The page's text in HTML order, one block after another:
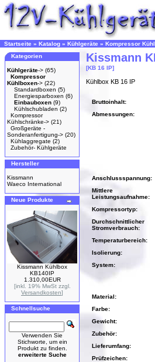
Startseite » Katalog » Kühlgeräte » Kompressor
Kategorien
Kühlgeräte-> (65)
Kompressor
Kühlboxen-> (22)
Standardboxen (5)
Energiesparboxen (6)
Einbauboxen (9)
Kühlschubladen (2)
Kompressor
Kühlschränke-> (21)
Großgeräte -
Sonderanfertigung-> (20)
Kühlaggregate (2)
Zubehör- Kühlgeräte
Hersteller
Kissmann
Waeco International
Neue Produkte
Kissmann Kühlbox
KB140IP
1.310,00EUR
[inkl. 19% MwSt zzgl.
Versandkosten]
Schnellsuche
Verwenden Sie
Stichworte, um ein
Produkt zu finden.
erweiterte Suche
Kissmann
[KB 16 IP]
Kühlbox KB 16 IP
Bruttoinhalt:
Abmessungen:
Anschlussspannung:
Mittlere
Leistungsaufnahme:
Kompressortyp:
Durchschnittlicher
Stromverbrauch:
Temperaturbereich:
Isolierung:
System:
Material:
Farbe:
Gewicht:
Zubehör:
Lieferumfang:
Prüfzeichen: